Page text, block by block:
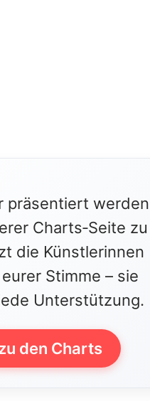
präsentiert
Charts‑Seite zu
die Künstlerinnen
Stimme – sie
Unterstützung.
den Charts